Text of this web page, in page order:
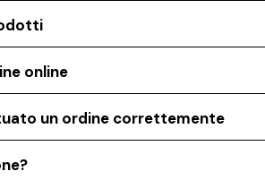
online
un ordine correttemente